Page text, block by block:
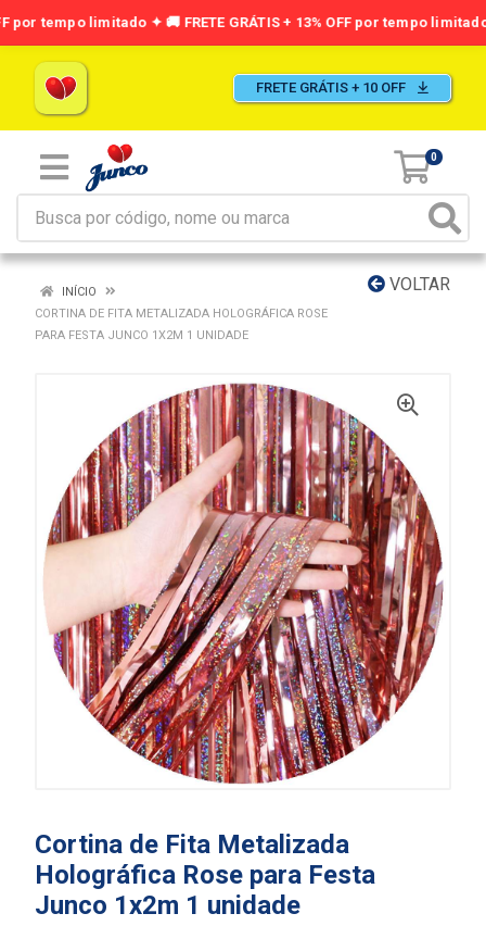
FRETE GRÁTIS + 10 OFF
0
VOLTAR
INÍCIO
CORTINA DE FITA METALIZADA HOLOGRÁFICA ROSE
PARA FESTA JUNCO 1X2M 1 UNIDADE
Cortina de Fita Metalizada
Holográfica Rose para Festa
Junco 1x2m 1 unidade